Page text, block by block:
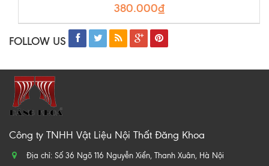
380.000₫
FOLLOW US
Công ty TNHH Vật Liệu Nội Thất Đăng Khoa
Địa chỉ: Số 36 Ngõ 116 Nguyễn Xiển, Thanh Xuân, Hà Nội